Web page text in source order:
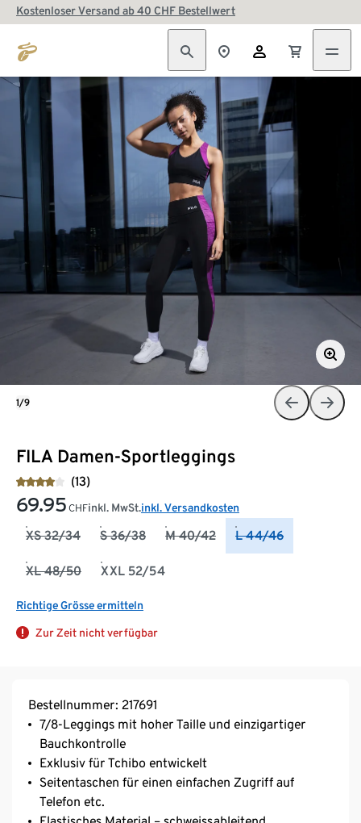
Kostenloser Versand ab 40 CHF Bestellwert
FILA Damen-Sportleggings
(13)
69.95 CHFinkl. MwSt.inkl. Versandkosten
XS 32/34 S 36/38 M 40/42 L 44/46
XL 48/50 XXL 52/54
Richtige Grösse ermitteln
Zur Zeit nicht verfügbar
1/9
Bestellnummer: 217691
7/8-Leggings mit hoher Taille und einzigartiger
Bauchkontrolle
Exklusiv für Tchibo entwickelt
Seitentaschen für einen einfachen Zugriff auf
Telefon etc.